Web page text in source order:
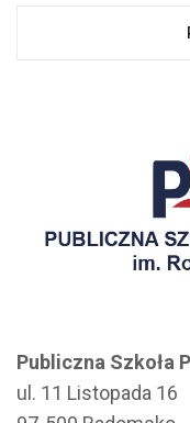
Publiczna Szkoła
ul. 11 Listopada 16